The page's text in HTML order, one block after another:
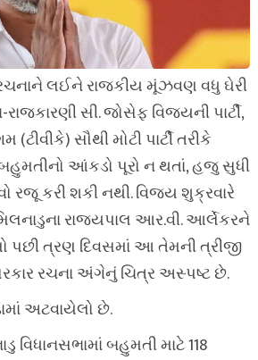
લઈને રાજકીય મૂંઝવણ વધુ ઘેરી
સી. જોસેફ વિજયની પાર્ટી,
સૌથી મોટી પાર્ટી તરીકે
આંકડો પૂરો ન થતાં, હજુ સુધી
રજૂ કરી શકી નથી. વિજય શુક્રવારે
રાજ્યપાલ આર.વી. આર્લેકરને
પછી ત્રણ દિવસમાં આ તેમની ત્રીજી
રચના અંગેનું ચિત્ર અસ્પષ્ટ છે.
અટવાયેલો છે.
વિધાનસભામાં બહુમતી માટે 118